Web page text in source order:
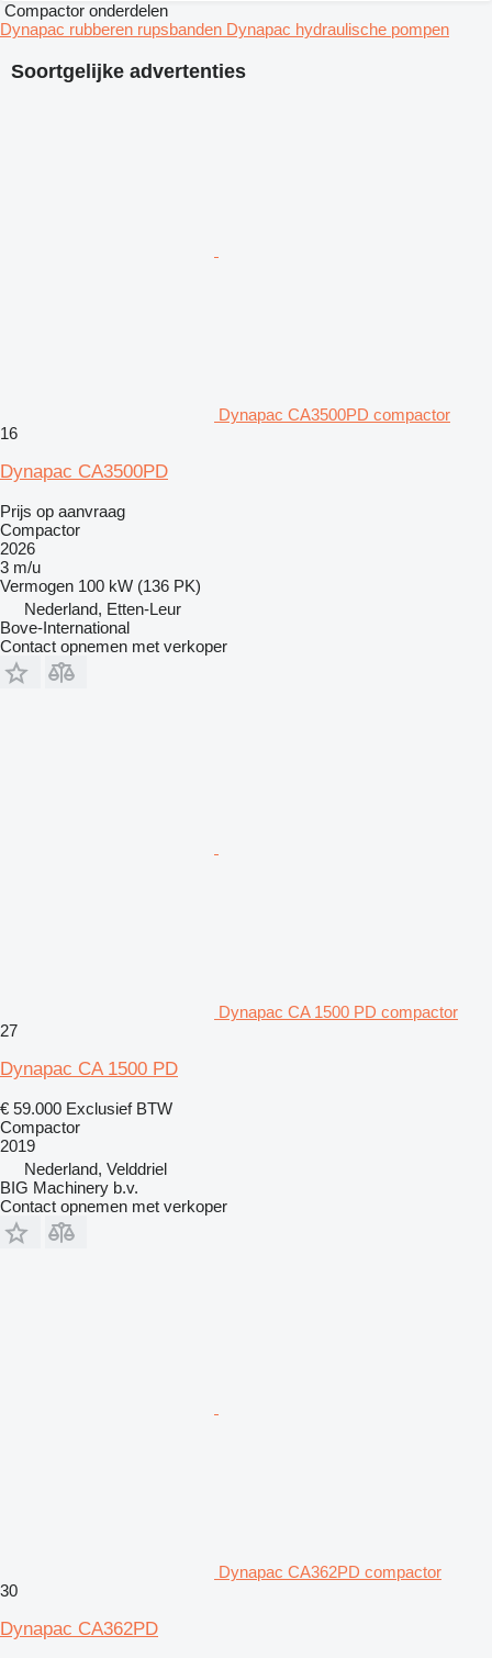
Soortgelijke advertenties
Dynapac CA3500PD compactor
16
Dynapac CA3500PD
Prijs op aanvraag
Compactor
2026
3 m/u
Vermogen 100 kW (136 PK)
Nederland, Etten-Leur
Bove-International
Contact opnemen met verkoper
Dynapac CA 1500 PD compactor
27
Dynapac CA 1500 PD
€ 59.000 Exclusief BTW
Compactor
2019
Nederland, Velddriel
BIG Machinery b.v.
Contact opnemen met verkoper
Dynapac CA362PD compactor
30
Dynapac CA362PD
Compactor onderdelen
Dynapac rubberen rupsbanden Dynapac hydraulische pompen